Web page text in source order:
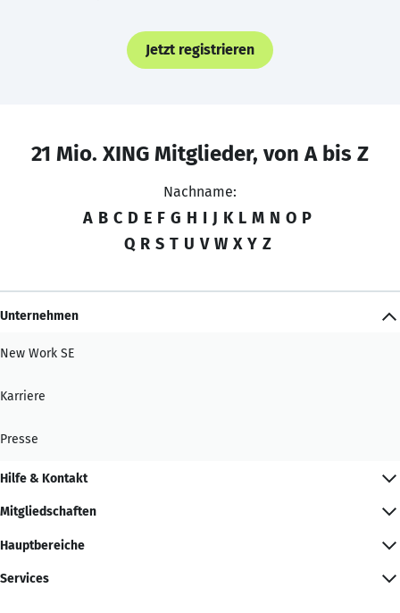
Jetzt registrieren
21 Mio. XING Mitglieder, von A bis Z
Nachname:
A B C D E F G H I J K L M N O P
Q R S T U V W X Y Z
Unternehmen
New Work SE
Karriere
Presse
Hilfe & Kontakt
Mitgliedschaften
Hauptbereiche
Services